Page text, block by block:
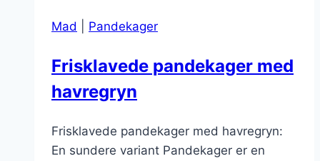
Mad
Pandekager
Frisklavede pandekager med
havregryn
Frisklavede pandekager med havregryn:
En sundere variant Pandekager er en